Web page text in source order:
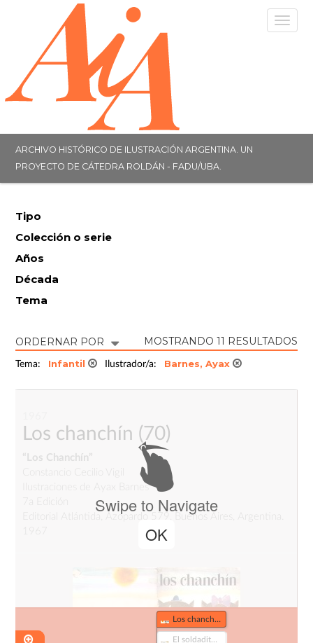
ARCHIVO HISTÓRICO DE ILUSTRACIÓN ARGENTINA. UN
PROYECTO DE CÁTEDRA ROLDÁN - FADU/UBA.
Tipo
Colección o serie
Años
Década
Tema
ORDERNAR POR MOSTRANDO 11 RESULTADOS
Tema: Infantil Ilustrador/a: Barnes, Ayax
Los chanchín (70)
“Los Chanchín”
Ilustraciones de Ayax Barnes
Editorial Atlántida, Azopardo 579, Buenos Aires, Argentina.
Swipe to Navigate
OK
Los chanchín (70)